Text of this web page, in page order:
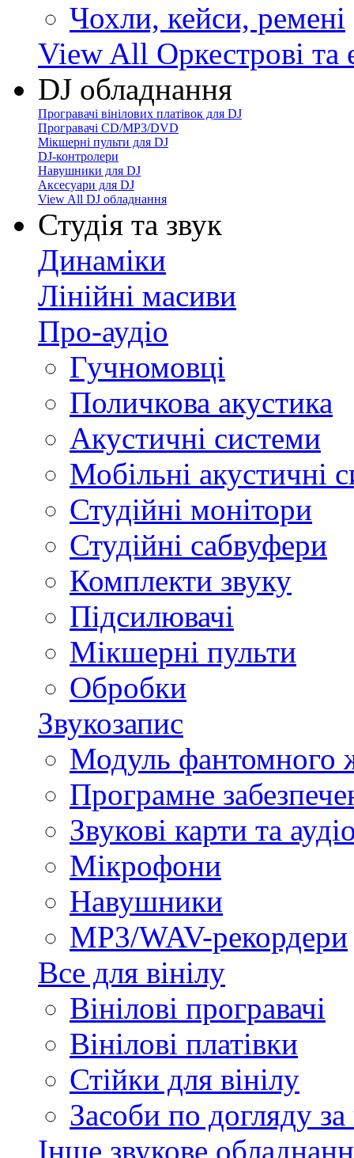
Чохли, кейси, ремені
View All Оркестрові та
DJ обладнання
Програвачі вінілових платівок для DJ
Програвачі CD/MP3/DVD
Мікшерні пульти для DJ
DJ-контролери
Навушники для DJ
Аксесуари для DJ
View All DJ обладнання
Студія та звук
Динаміки
Лінійні масиви
Про-аудіо
Гучномовці
Поличкова акустика
Акустичні системи
Мобільні акустичні
Студійні монітори
Студійні сабвуфери
Комплекти звуку
Підсилювачі
Мікшерні пульти
Обробки
Звукозапис
Модуль фантомного
Програмне
Звукові карти та
Мікрофони
Навушники
MP3/WAV-рекордери
Все для вінілу
Вінілові програвачі
Вінілові платівки
Стійки для вінілу
Засоби по догляду за
Інше звукове